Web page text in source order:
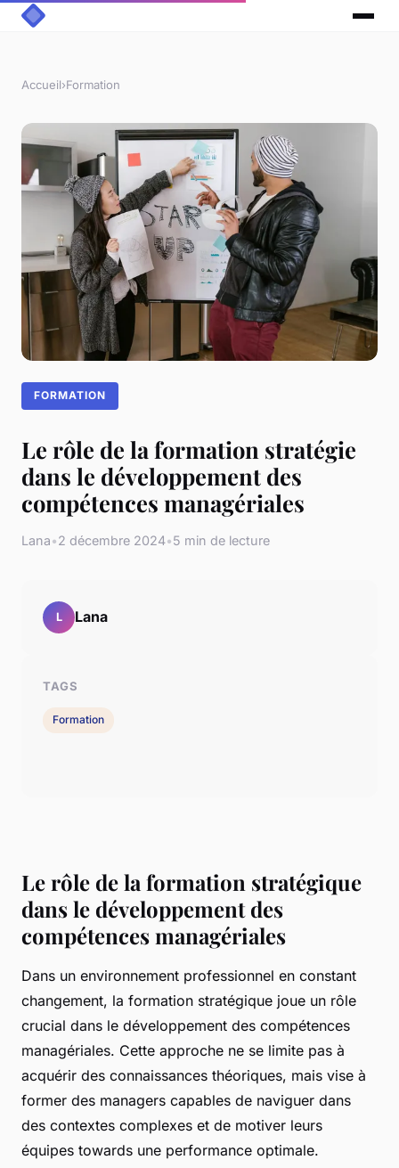
Accueil›Formation
FORMATION
Le rôle de la formation stratégie
dans le développement des
compétences managériales
Lana•2 décembre 2024•5 min de lecture
Le rôle de la formation stratégique
dans le développement des
compétences managériales
Dans un environnement professionnel en constant
changement, la formation stratégique joue un rôle
crucial dans le développement des compétences
managériales. Cette approche ne se limite pas à
acquérir des connaissances théoriques, mais vise à
former des managers capables de naviguer dans
des contextes complexes et de motiver leurs
équipes towards une performance optimale.
L Lana
TAGS
Formation